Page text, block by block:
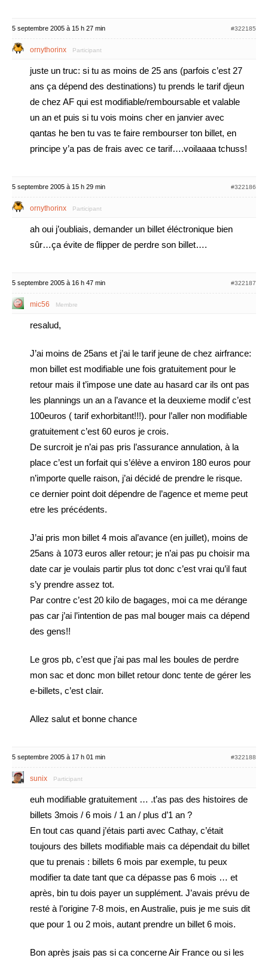
5 septembre 2005 à 15 h 27 min #322185
ornythorinx Participant
juste un truc: si tu as moins de 25 ans (parfois c’est 27
ans ça dépend des destinations) tu prends le tarif djeun
de chez AF qui est modifiable/remboursable et valable
un an et puis si tu vois moins cher en janvier avec
qantas he ben tu vas te faire rembourser ton billet, en
principe y’a pas de frais avec ce tarif….voilaaaa tchuss!
5 septembre 2005 à 15 h 29 min #322186
ornythorinx Participant
ah oui j’oubliais, demander un billet éléctronique bien
sûr…ça évite de flipper de perdre son billet….
5 septembre 2005 à 16 h 47 min #322187
mic56 Membre
resalud,
J’ai moins de 25ans et j’ai le tarif jeune de chez airfrance:
mon billet est modifiable une fois gratuitement pour le
retour mais il t’impose une date au hasard car ils ont pas
les plannings un an a l’avance et la deuxieme modif c’est
100euros ( tarif exhorbitant!!!). pour l’aller non modifiable
gratuitement c’est 60 euros je crois.
De surcroit je n’ai pas pris l’assurance annulation, à la
place c’est un forfait qui s’élève a environ 180 euros pour
n’importe quelle raison, j’ai décidé de prendre le risque.
ce dernier point doit dépendre de l’agence et meme peut
etre les précédents.
J’ai pris mon billet 4 mois al’avance (en juillet), moins de
25ans à 1073 euros aller retour; je n’ai pas pu choisir ma
date car je voulais partir plus tot donc c’est vrai qu’il faut
s’y prendre assez tot.
Par contre c’est 20 kilo de bagages, moi ca me dérange
pas car j’ai l’intention de pas mal bouger mais ca dépend
des gens!!
Le gros pb, c’est que j’ai pas mal les boules de perdre
mon sac et donc mon billet retour donc tente de gérer les
e-billets, c’est clair.
Allez salut et bonne chance
5 septembre 2005 à 17 h 01 min #322188
sunix Participant
euh modifiable gratuitement … .t’as pas des histoires de
billets 3mois / 6 mois / 1 an / plus d’1 an ?
En tout cas quand j’étais parti avec Cathay, c’était
toujours des billets modifiable mais ca dépendait du billet
que tu prenais : billets 6 mois par exemple, tu peux
modifier ta date tant que ca dépasse pas 6 mois … et
après, bin tu dois payer un supplément. J’avais prévu de
resté à l’origine 7-8 mois, en Australie, puis je me suis dit
que pour 1 ou 2 mois, autant prendre un billet 6 mois.
Bon après jsais pas si ca concerne Air France ou si les